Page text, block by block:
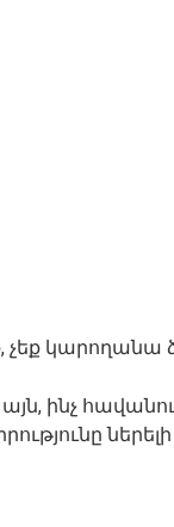
չեք կարողանա
ինչ
ներելի